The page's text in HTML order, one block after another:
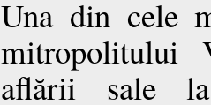
Una din cele
mitropolitului
aflării sale